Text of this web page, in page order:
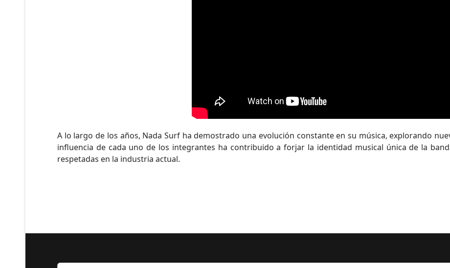
A lo largo de los años, Nada Surf ha demostrado una evolución constante en su música, explorando
influencia de cada uno de los integrantes ha contribuido a forjar la identidad musical única de la
respetadas en la industria actual.